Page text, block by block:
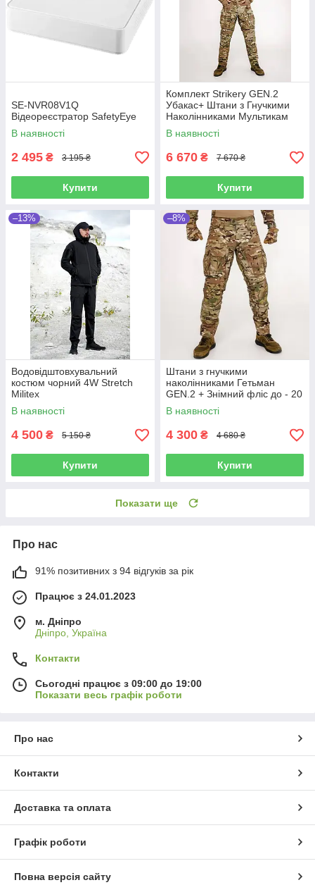
SE-NVR08V1Q
Відеореєстратор SafetyEye
В наявності
2 495 ₴ 3 195 ₴
Купити
Комплект Strikerу GEN.2
Убакас+ Штани з Гнучкими
Наколінниками Мультикам
Nyco
В наявності
6 670 ₴ 7 670 ₴
Купити
–13%
Водовідштовхувальний
костюм чорний 4W Stretch
Militex
В наявності
4 500 ₴ 5 150 ₴
Купити
–8%
Штани з гнучкими
наколінниками Гетьман
GEN.2 + Знімний фліс до - 20
Мультикам
В наявності
4 300 ₴ 4 680 ₴
Купити
Показати ще
Про нас
91% позитивних з 94 відгуків за рік
Працює з 24.01.2023
м. Дніпро
Дніпро, Україна
Контакти
Сьогодні працює з 09:00 до 19:00
Показати весь графік роботи
Про нас
Контакти
Доставка та оплата
Графік роботи
Повна версія сайту